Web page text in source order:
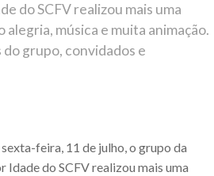
do SCFV realizou mais uma
música e muita animação.
grupo, convidados e
feira, 11 de julho, o grupo da
Idade do SCFV realizou mais uma